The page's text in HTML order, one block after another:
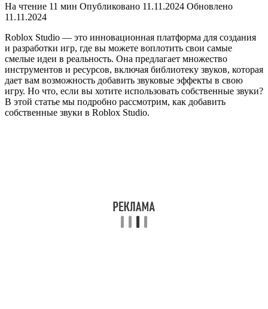
На чтение 11 мин Опубликовано 11.11.2024 Обновлено
11.11.2024
Roblox Studio — это инновационная платформа для создания
и разработки игр, где вы можете воплотить свои самые
смелые идеи в реальность. Она предлагает множество
инструментов и ресурсов, включая библиотеку звуков, которая
дает вам возможность добавить звуковые эффекты в свою
игру. Но что, если вы хотите использовать собственные звуки?
В этой статье мы подробно рассмотрим, как добавить
собственные звуки в Roblox Studio.